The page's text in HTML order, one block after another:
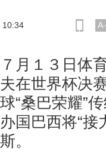
10:34 A-
１３日体
在世界杯决
“桑巴荣耀”
国巴西将“接
。